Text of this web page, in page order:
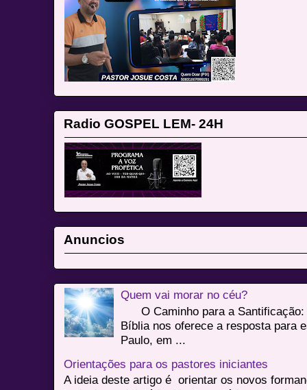
Radio GOSPEL LEM- 24H
Anuncios
Quem vai morar no céu?
O Caminho para a Santificação:
Bíblia nos oferece a resposta para
Paulo, em ...
Orientações para os pastores iniciantes
A ideia deste artigo é orientar os novos